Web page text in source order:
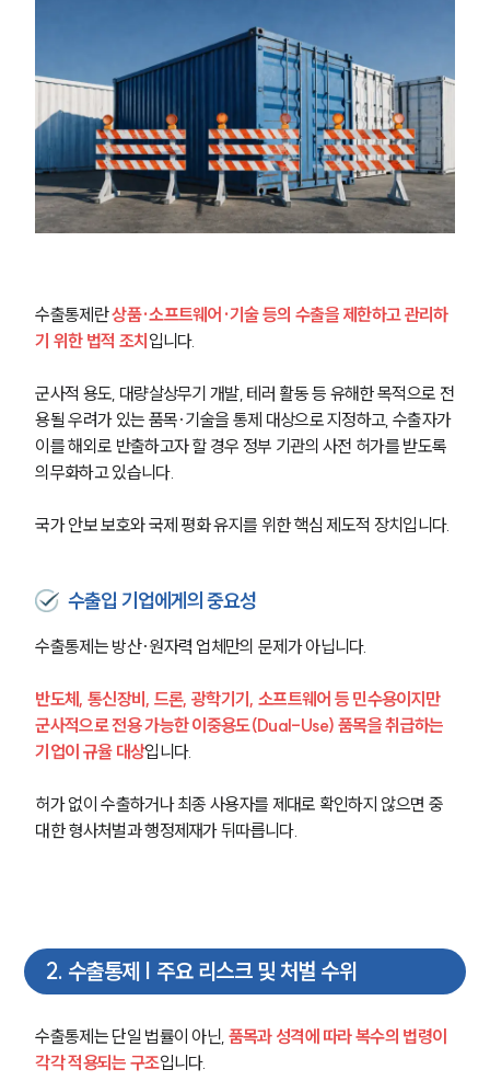
수출통제란 상품·소프트웨어·기술 등의 수출을 제한하고 관리하
기 위한 법적 조치 입니다.
군사적 용도, 대량살상무기 개발, 테러 활동 등 유해한 목적으로 전
용될 우려가 있는 품목·기술을 통제 대상으로 지정하고, 수출자가
이를 해외로 반출하고자 할 경우 정부 기관의 사전 허가를 받도록
의무화하고 있습니다.
국가 안보 보호와 국제 평화 유지를 위한 핵심 제도적 장치입니다.
수출입 기업에게의 중요성
수출통제는 방산·원자력 업체만의 문제가 아닙니다.
반도체, 통신장비, 드론, 광학기기, 소프트웨어 등 민수용이지만
군사적으로 전용 가능한 이중용도(Dual-Use) 품목을 취급하는
기업이 규율 대상입니다.
허가 없이 수출하거나 최종 사용자를 제대로 확인하지 않으면 중
대한 형사처벌과 행정제재가 뒤따릅니다.
2. 수출통제 | 주요 리스크 및 처벌 수위
수출통제는 단일 법률이 아닌, 품목과 성격에 따라 복수의 법령이
각각 적용되는 구조입니다.